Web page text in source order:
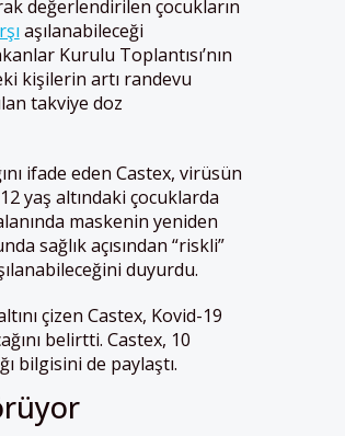
değerlendirilen çocukların
aşılanabileceği
Kurulu Toplantısı’nın
kişilerin artı randevu
takviye doz
ifade eden Castex, virüsün
yaş altındaki çocuklarda
maskenin yeniden
sağlık açısından “riskli”
duyurdu.
çizen Castex, Kovid-19
belirtti. Castex, 10
bilgisini de paylaştı.